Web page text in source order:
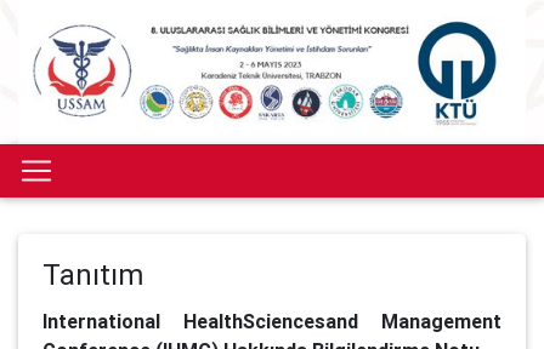
Tanıtım
International HealthSciencesand Management